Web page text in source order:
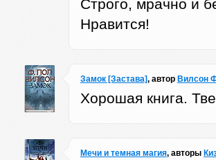
Строго, мрачно и
Нравится!
Замок [Застава], автор Вилсон
Хорошая книга.
Мечи и темная магия, авторы